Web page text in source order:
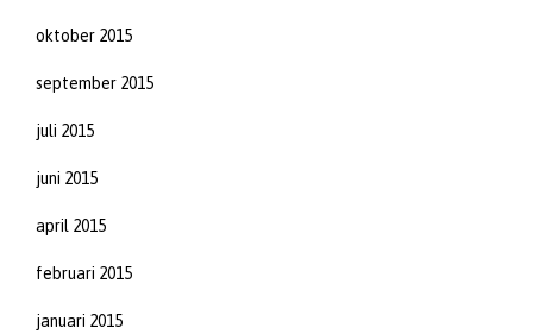
oktober 2015
september 2015
juli 2015
juni 2015
april 2015
februari 2015
januari 2015